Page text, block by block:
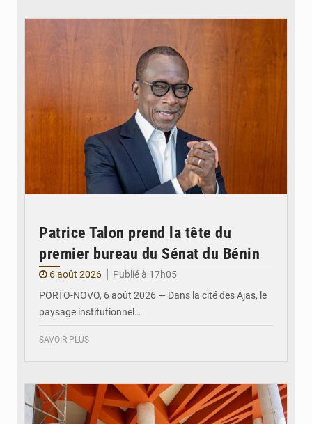
Patrice Talon prend la tête du
premier bureau du Sénat du Bénin
6 août 2026
Publié à 17h05
PORTO-NOVO, 6 août 2026 — Dans la cité des Ajas, le
paysage institutionnel…
SAVOIR PLUS